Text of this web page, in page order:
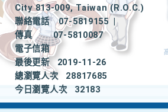
City 813-009, Taiwan (R.O.C.)
聯絡電話
07-5819155
|
傳真
07-5810087
電子信箱
最後更新
2019-11-26
總瀏覽人次
28817685
今日瀏覽人次
32183